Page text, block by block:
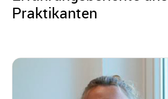
Praktikanten